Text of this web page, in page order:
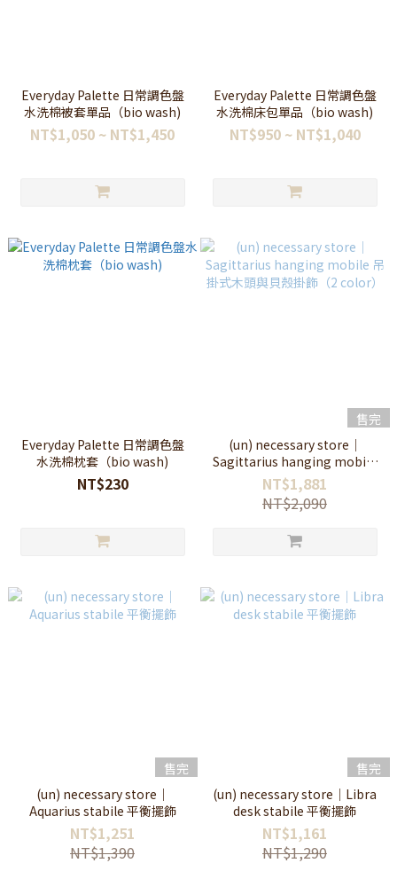
Everyday Palette 日常調色盤
水洗棉被套單品（bio wash)
NT$1,050 ~ NT$1,450
Everyday Palette 日常調色盤
水洗棉床包單品（bio wash)
NT$950 ~ NT$1,040
Everyday Palette 日常調色盤
水洗棉枕套（bio wash)
NT$230
售完
(un) necessary store｜
Sagittarius hanging mobile
吊掛式木頭與貝殼掛飾（2
color）
NT$1,881
NT$2,090
售完
(un) necessary store｜
Aquarius stabile 平衡擺飾
NT$1,251
NT$1,390
售完
(un) necessary store｜Libra
desk stabile 平衡擺飾
NT$1,161
NT$1,290